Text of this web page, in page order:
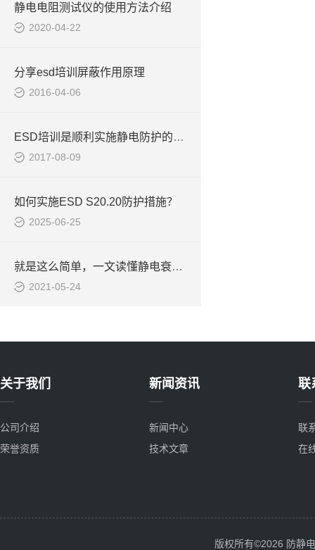
静电电阻测试仪的使用方法介绍
2020-04-22
分享esd培训屏蔽作用原理
2016-04-06
ESD培训是顺利实施静电防护的前提和基础
2017-08-09
如何实施ESD S20.20防护措施？
2025-06-25
就是这么简单，一文读懂静电衰减测试仪
2021-05-24
关于我们
公司介绍
荣誉资质
新闻资讯
新闻中心
技术文章
联
联
在
版权所有©2026 防静